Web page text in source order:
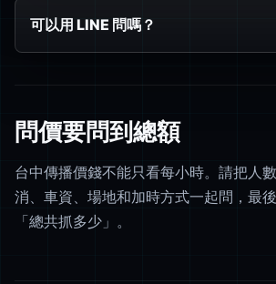
可以用 LINE 問嗎？
問價要問到總額
台中傳播價錢不能只看每小時。請把人
消、車資、場地和加時方式一起問，最
「總共抓多少」。